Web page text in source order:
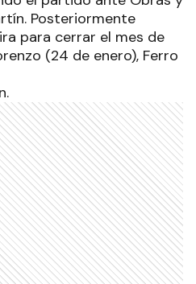
Posteriormente
para cerrar el mes de
(24 de enero), Ferro